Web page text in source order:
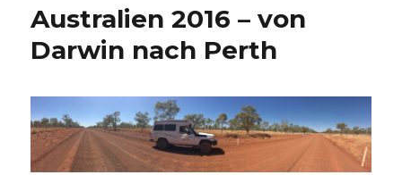
Australien 2016 – von
Darwin nach Perth